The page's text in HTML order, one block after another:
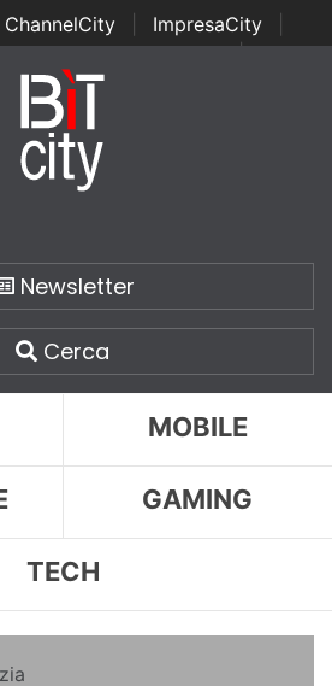
ChannelCity ImpresaCity
Italian Channel Awards | Italian
Italian Security Awards
Newsletter
Cerca
MOBILE
GAMING
TECH